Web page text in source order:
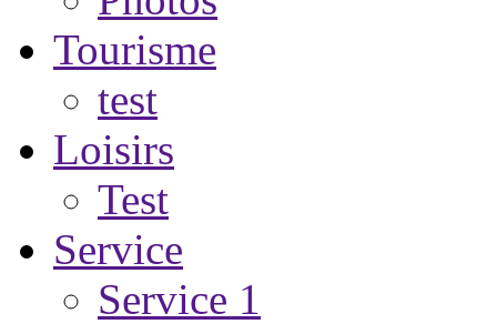
Tourisme
test
Loisirs
Test
Service
Service 1